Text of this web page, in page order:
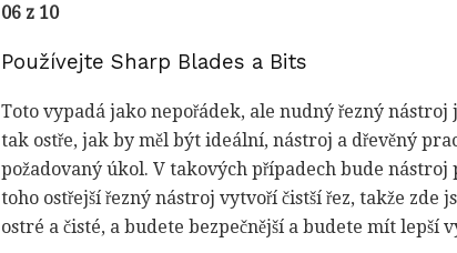
06 z 10
Používejte Sharp Blades a Bits
Toto vypadá jako nepořádek, ale nudný řezný
tak ostře, jak by měl být ideální, nástroj a dřevěný
požadovaný úkol. V takových případech bude
toho ostřejší řezný nástroj vytvoří čistší řez, takže zde
ostré a čisté, a budete bezpečnější a budete mít lepší